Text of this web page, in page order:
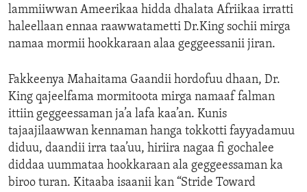
lammiiwwan Ameerikaa hidda dhalata Afriikaa irratti
haleellaan ennaa raawwatametti Dr.King sochii mirga
namaa mormii hookkaraan alaa geggeessanii jiran.
Fakkeenya Mahaitama Gaandii hordofuu dhaan, Dr.
King qajeelfama mormitoota mirga namaaf falman
ittiin geggeessaman ja’a lafa kaa’an. Kunis
tajaajilaawwan kennaman hanga tokkotti fayyadamuu
diduu, daandii irra taa’uu, hiriira nagaa fi gochalee
diddaa uummataa hookkaraan ala geggeessaman ka
biroo turan. Kitaaba isaanii kan “Stride Toward